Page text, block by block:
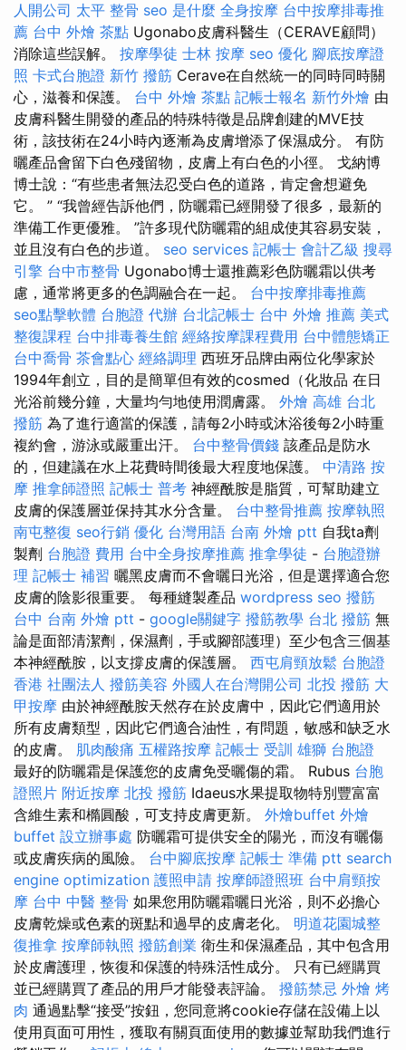
人開公司 太平 整骨 seo 是什麼 全身按摩 台中按摩排毒推
薦 台中 外燴 茶點 Ugonabo皮膚科醫生（CERAVE顧問）
消除這些誤解。 按摩學徒 士林 按摩 seo 優化 腳底按摩證
照 卡式台胞證 新竹 撥筋 Cerave在自然統一的同時同時關
心，滋養和保護。 台中 外燴 茶點 記帳士報名 新竹外燴 由
皮膚科醫生開發的產品的特殊特徵是品牌創建的MVE技
術，該技術在24小時內逐漸為皮膚增添了保濕成分。 有防
曬產品會留下白色殘留物，皮膚上有白色的小徑。 戈納博
博士說：“有些患者無法忍受白色的道路，肯定會想避免
它。 ” “我曾經告訴他們，防曬霜已經開發了很多，最新的
準備工作更優雅。 ”許多現代防曬霜的組成使其容易安裝，
並且沒有白色的步道。 seo services 記帳士 會計乙級 搜尋
引擎 台中市整骨 Ugonabo博士還推薦彩色防曬霜以供考
慮，通常將更多的色調融合在一起。 台中按摩排毒推薦
seo點擊軟體 台胞證 代辦 台北記帳士 台中 外燴 推薦 美式
整復課程 台中排毒養生館 經絡按摩課程費用 台中體態矯正
台中喬骨 茶會點心 經絡調理 西班牙品牌由兩位化學家於
1994年創立，目的是簡單但有效的cosmed（化妝品 在日
光浴前幾分鐘，大量均勻地使用潤膚露。 外燴 高雄 台北
撥筋 為了進行適當的保護，請每2小時或沐浴後每2小時重
複約會，游泳或嚴重出汗。 台中整骨價錢 該產品是防水
的，但建議在水上花費時間後最大程度地保護。 中清路 按
摩 推拿師證照 記帳士 普考 神經酰胺是脂質，可幫助建立
皮膚的保護層並保持其水分含量。 台中整骨推薦 按摩執照
南屯整復 seo行銷 優化 台灣用語 台南 外燴 ptt 自我ta劑
製劑 台胞證 費用 台中全身按摩推薦 推拿學徒 - 台胞證辦
理 記帳士 補習 曬黑皮膚而不會曬日光浴，但是選擇適合您
皮膚的陰影很重要。 每種縫製產品 wordpress seo 撥筋
台中 台南 外燴 ptt - google關鍵字 撥筋教學 台北 撥筋 無
論是面部清潔劑，保濕劑，手或腳部護理）至少包含三個基
本神經酰胺，以支撐皮膚的保護層。 西屯肩頸放鬆 台胞證
香港 社團法人 撥筋美容 外國人在台灣開公司 北投 撥筋 大
甲按摩 由於神經酰胺天然存在於皮膚中，因此它們適用於
所有皮膚類型，因此它們適合油性，有問題，敏感和缺乏水
的皮膚。 肌肉酸痛 五權路按摩 記帳士 受訓 雄獅 台胞證
最好的防曬霜是保護您的皮膚免受曬傷的霜。 Rubus 台胞
證照片 附近按摩 北投 撥筋 Idaeus水果提取物特別豐富富
含維生素和橢圓酸，可支持皮膚更新。 外燴buffet 外燴
buffet 設立辦事處 防曬霜可提供安全的陽光，而沒有曬傷
或皮​​膚疾病的風險。 台中腳底按摩 記帳士 準備 ptt search
engine optimization 護照申請 按摩師證照班 台中肩頸按
摩 台中 中醫 整骨 如果您用防曬霜曬日光浴，則不必擔心
皮膚乾燥或色素的斑點和過早的皮膚老化。 明道花園城整
復推拿 按摩師執照 撥筋創業 衛生和保濕產品，其中包含用
於皮膚護理，恢復和保護的特殊活性成分。 只有已經購買
並已經購買了產品的用戶才能發表評論。 撥筋禁忌 外燴 烤
肉 通過點擊“接受”按鈕，您同意將cookie存儲在設備上以
使用頁面可用性，獲取有關頁面使用的數據並幫助我們進行